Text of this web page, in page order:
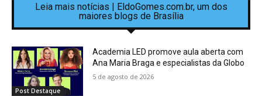
Leia mais notícias | EldoGomes.com.br, um dos
maiores blogs de Brasília
Post Destaque
Academia LED promove aula aberta com
Ana Maria Braga e especialistas da Globo
5 de agosto de 2026